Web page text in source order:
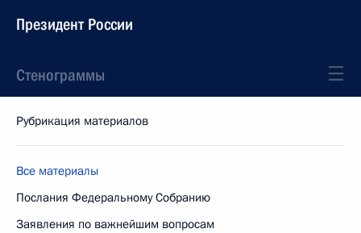
Президент России
Стенограммы
Рубрикация материалов
Все материалы
Послания Федеральному Собранию
Заявления по важнейшим вопросам